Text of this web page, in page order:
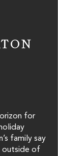
for
family say
outside of